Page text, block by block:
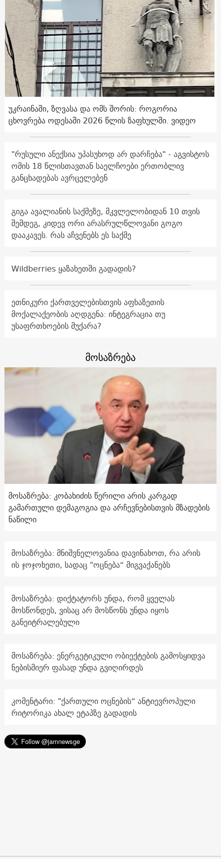
უკრაინაში, ზღვასა და ომს შორის: როგორია
ცხოვრება ოდესაში 2026 წლის ზაფხულში. ვიდეო
"რუსული ანექსია უპასუხოდ არ დარჩება" - აგვისტოს
ომის 18 წლისთავთან საელჩოები ერთობლივ
განცხადებას ავრცელებენ
გიგა ავალიანის საქმეზე, მკვლელობიდან 10 თვის
შემდეგ, კიდევ ორი არასრულწლოვანი გოგო
დააკავეს. რას აჩვენებს ეს საქმე
Wildberries ყაზახეთში გადადის?
ეთნიკური ქართველებისთვის აფხაზეთის
მოქალაქეობის აღდგენა: ინტეგრაცია თუ
უსაფრთხოების მუქარა?
მოსაზრება
მოსაზრება: კობახიძის წერილი არის კარგად
გამართული დემაგოგია და არჩევნებისთვის მზადების
ნაწილი
მოსაზრება: მნიშვნელოვანია დავინახოთ, რა არის
ის ჯოჯოხეთი, სადაც "ოცნება“ მიგვაქანებს
მოსაზრება: დიქტატორს უნდა, რომ ყველას
მოსწონდეს, ვისაც არ მოსწონს უნდა იყოს
განეიტრალებული
მოსაზრება: ენერგეტიკული ობიექტების გამოსყიდვა
ნებისმიერ ფასად უნდა გვიღირდეს
კომენტარი: "ქართული ოცნების“ ანტიევროპული
რიტორიკა ახალ ეტაპზე გადადის